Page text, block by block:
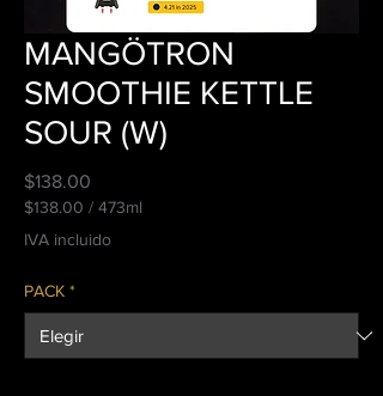
MANGÖTRON
SMOOTHIE KETTLE
SOUR (W)
$138.00
$138.00 / 473ml
$138.00
Mililitro
IVA incluido
PACK *